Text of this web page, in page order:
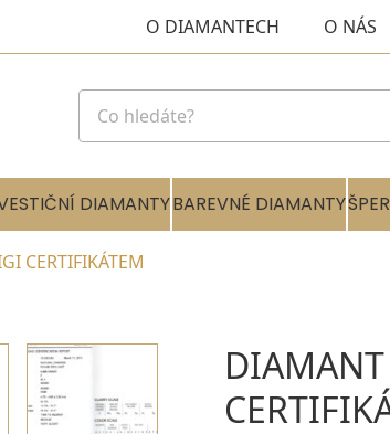
O DIAMANTECH O NÁS
DIAMANTYBAREVNÉ DIAMANTY
CERTIFIKÁTEM